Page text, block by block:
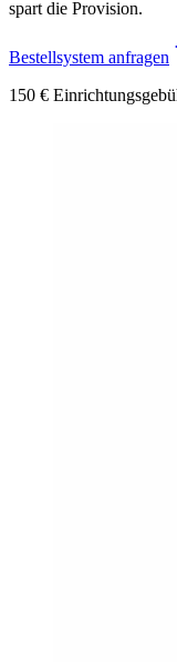
spart die Provision.
Bestellsystem anfragen
150 €